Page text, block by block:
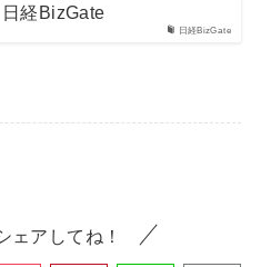
日経BizGate
日経BizGate
ェアしてね！